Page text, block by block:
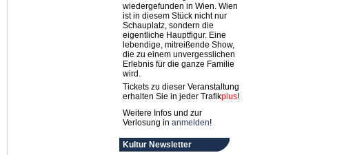
wiedergefunden in Wien. Wien
ist in diesem Stück nicht nur
Schauplatz, sondern die
eigentliche Hauptfigur. Eine
lebendige, mitreißende Show,
die zu einem unvergesslichen
Erlebnis für die ganze Familie
wird.
Tickets zu dieser Veranstaltung
erhalten Sie in jeder Trafikplus!
Weitere Infos und zur
Verlosung in anmelden!
Kultur Newsletter